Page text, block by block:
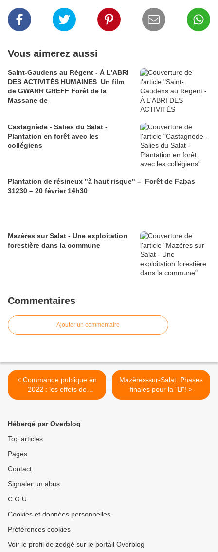
Vous aimerez aussi
Saint-Gaudens au Régent - À L'ABRI
DES ACTIVITÉS HUMAINES Un film
de GWARR GREFF Forêt de la
Massane de
Castagnède - Salies du Salat -
Plantation en forêt avec les
collégiens
Plantation de résineux "à haut risque" – Forêt de Fabas
31230 – 20 février 14h30
Mazères sur Salat - Une exploitation
forestière dans la commune
Commentaires
Ajouter un commentaire
< Commande publique en
2022 : les effets de
l'inflation commencent à se
Mazères-sur-Salat. Phases
finales pour la "B"! >
Hébergé par Overblog
Top articles
Pages
Contact
Signaler un abus
C.G.U.
Cookies et données personnelles
Préférences cookies
Voir le profil de zedgé sur le portail Overblog